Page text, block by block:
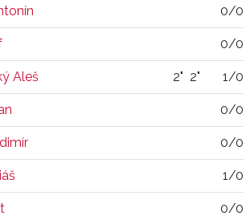
0/0
0/0
Aleš 2" 2" 1/0
0/0
0/0
1/0
0/0